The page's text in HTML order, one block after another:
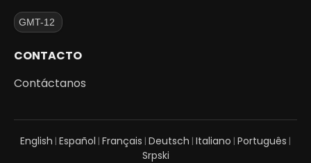
CONTACTO
Contáctanos
English | Español | Français | Deutsch | Italiano | Português |
Srpski